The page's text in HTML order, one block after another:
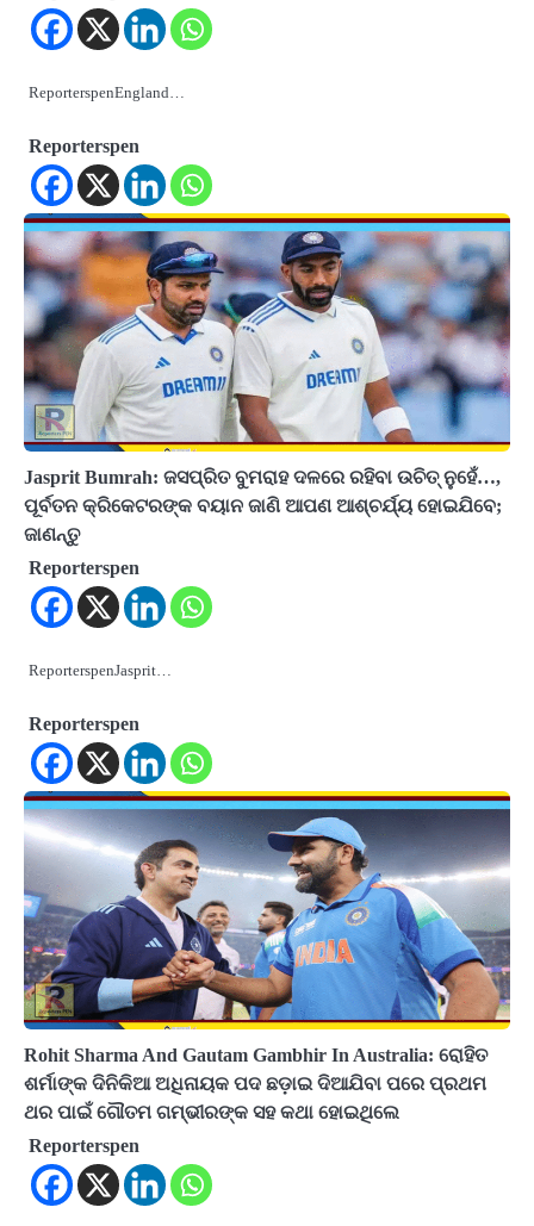
ReporterspenEngland…
Reporterspen
Jasprit Bumrah: ଜସପ୍ରିତ ବୁମରାହ ଦଳରେ ରହିବା ଉଚିତ୍ ନୁହେଁ…,
ପୂର୍ବତନ କ୍ରିକେଟରଙ୍କ ବୟାନ ଜାଣି ଆପଣ ଆଶ୍ଚର୍ଯ୍ୟ ହୋଇଯିବେ;
ଜାଣନ୍ତୁ
Reporterspen
ReporterspenJasprit…
Reporterspen
Rohit Sharma And Gautam Gambhir In Australia: ରୋହିତ
ଶର୍ମାଙ୍କ ଦିନିକିଆ ଅଧିନାୟକ ପଦ ଛଡ଼ାଇ ଦିଆଯିବା ପରେ ପ୍ରଥମ
ଥର ପାଇଁ ଗୌତମ ଗମ୍ଭୀରଙ୍କ ସହ କଥା ହୋଇଥିଲେ
Reporterspen